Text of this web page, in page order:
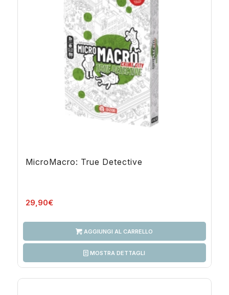
MicroMacro: True Detective
29,90€
AGGIUNGI AL CARRELLO
MOSTRA DETTAGLI